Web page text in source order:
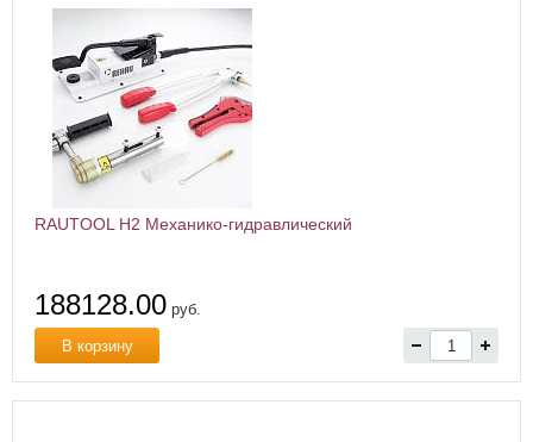
RAUTOOL H2 Механико-гидравлический
188128.00 руб.
В корзину